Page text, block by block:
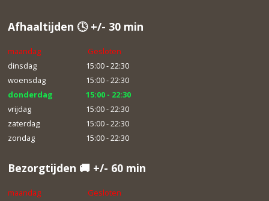
Afhaaltijden 🕓 +/- 30 min
maandag
Gesloten
dinsdag
15:00 - 22:30
woensdag
15:00 - 22:30
donderdag
15:00 - 22:30
vrijdag
15:00 - 22:30
zaterdag
15:00 - 22:30
zondag
15:00 - 22:30
Bezorgtijden 🚚 +/- 60 min
maandag
Gesloten